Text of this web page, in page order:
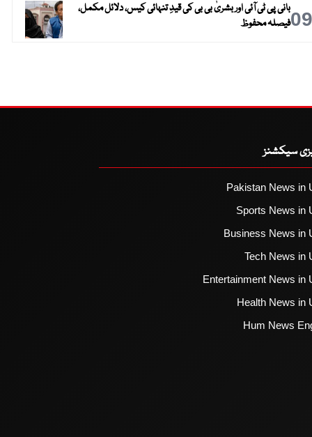
09بانی پی ٹی آئی اور بشریٰ بی بی کی قیدِ تنہائی کیس، دلائل مکمل،
فیصلہ محفوظ
سیکشنز
Pakistan News in
Sports News in
Business News in
Tech News in
Entertainment News in
Health News in
Hum News